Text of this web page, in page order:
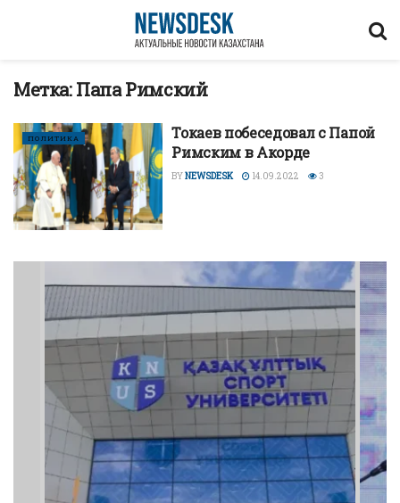
Метка:Папа Римский
ПОЛИТИКА
Токаев побеседовал с Папой
Римским в Акорде
BYNEWSDESK 14.09.2022 3